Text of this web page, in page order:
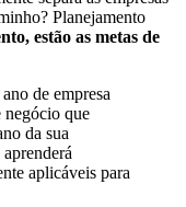
Planejamento
estão as metas de
negócio que
da sua
aplicáveis para